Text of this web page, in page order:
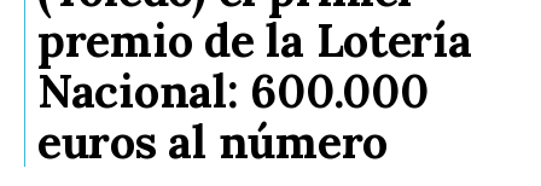
premio de la Lotería
Nacional: 600.000
euros al número